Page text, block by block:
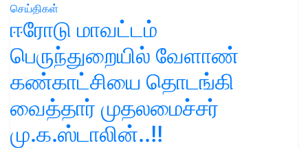
செய்திகள்
ஈரோடு மாவட்டம்
பெருந்துறையில் வேளாண்
கண்காட்சியை தொடங்கி
வைத்தார் முதலமைச்சர்
மு.க.ஸ்டாலின்..!!